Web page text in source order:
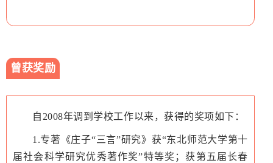
曾获奖励
自2008年调到学校工作以来，获得的奖项如下：
1.专著《庄子“三言”研究》获“东北师范大学第十
届社会科学研究优秀著作奖”特等奖；获第五届长春